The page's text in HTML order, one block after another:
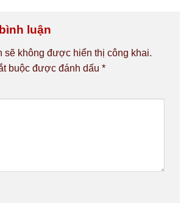
luận
sẽ không được hiển thị công khai.
buộc được đánh dấu *